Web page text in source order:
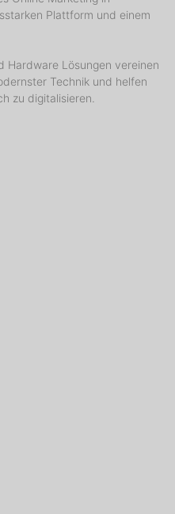
Plattform und einem
Lösungen vereinen
Technik und helfen
zu digitalisieren.